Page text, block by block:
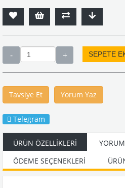
Tavsiye Et Yorum Yaz
Telegram
ÜRÜN ÖZELLIKLERI
ÖDEME SEÇENEKLERI